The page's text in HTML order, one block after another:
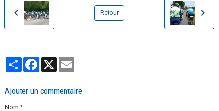
Retour
PartagerFacebook
X
Ajouter un commentaire
Nom